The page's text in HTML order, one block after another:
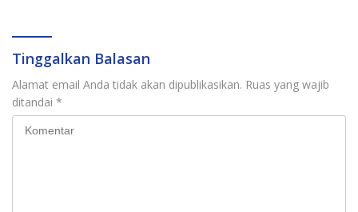
Tinggalkan Balasan
Alamat email Anda tidak akan dipublikasikan. Ruas yang wajib
ditandai *